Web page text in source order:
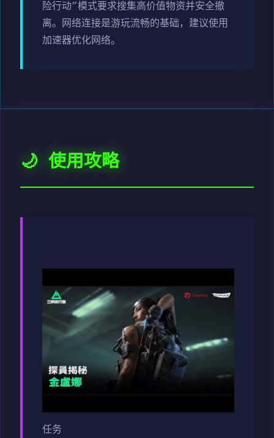
险行动”模式要求搜集高价值物资并安全撤
离。网络连接是游玩流畅的基础，建议使用
加速器优化网络。
🌙 使用攻略
任务